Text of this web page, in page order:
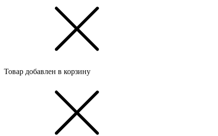
Товар добавлен в корзину